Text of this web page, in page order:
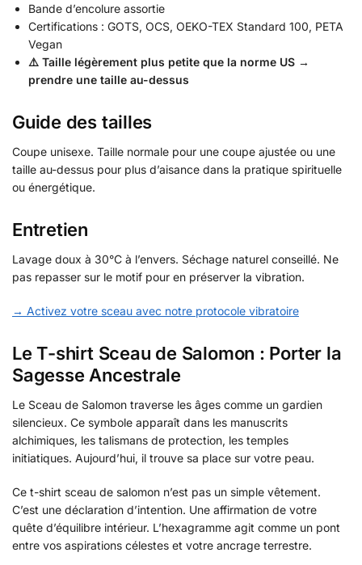
Bande d’encolure assortie
Certifications : GOTS, OCS, OEKO-TEX Standard 100, PETA
Vegan
⚠️ Taille légèrement plus petite que la norme US →
prendre une taille au-dessus
Guide des tailles
Coupe unisexe. Taille normale pour une coupe ajustée ou une
taille au-dessus pour plus d’aisance dans la pratique spirituelle
ou énergétique.
Entretien
Lavage doux à 30°C à l’envers. Séchage naturel conseillé. Ne
pas repasser sur le motif pour en préserver la vibration.
→ Activez votre sceau avec notre protocole vibratoire
Le T-shirt Sceau de Salomon : Porter la
Sagesse Ancestrale
Le Sceau de Salomon traverse les âges comme un gardien
silencieux. Ce symbole apparaît dans les manuscrits
alchimiques, les talismans de protection, les temples
initiatiques. Aujourd’hui, il trouve sa place sur votre peau.
Ce t-shirt sceau de salomon n’est pas un simple vêtement.
C’est une déclaration d’intention. Une affirmation de votre
quête d’équilibre intérieur. L’hexagramme agit comme un pont
entre vos aspirations célestes et votre ancrage terrestre.